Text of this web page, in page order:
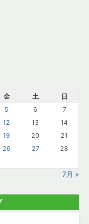
金 土
日
5 6
7
12 13
14
19 20
21
26 27
28
7月 »